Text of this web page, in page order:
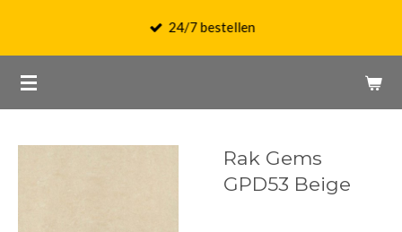
de
24/7 bestellen
Rak Gems
GPD53 Beige